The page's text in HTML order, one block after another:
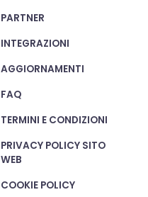
PARTNER
INTEGRAZIONI
AGGIORNAMENTI
FAQ
TERMINI E CONDIZIONI
PRIVACY POLICY SITO
WEB
COOKIE POLICY